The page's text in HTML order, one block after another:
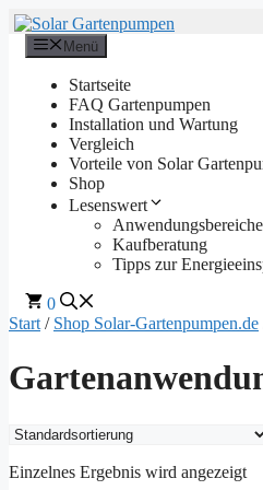
Zum
Inhalt
springen
Menü
Startseite
FAQ Gartenpumpen
Installation und Wartung
Vergleich
Vorteile von Solar
Shop
Lesenswert
Anwendungsbereiche
Kaufberatung
Tipps zur
0
Start / Shop Solar-Gartenpumpen.de
Einzelnes Ergebnis wird angezeigt